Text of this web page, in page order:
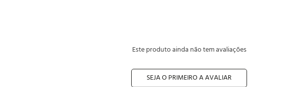
Este produto ainda não tem avaliações
SEJA O PRIMEIRO A AVALIAR